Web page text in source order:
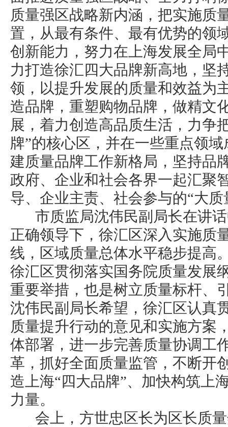
质量强区战略新内涵，把实施质
置，从最有条件、最有优势的领
创新能力，努力在上海发展全局
力打造徐汇四大品牌新高地，坚
领，以提升发展的质量和效益为
造品牌，重塑购物品牌，做精文
展，着力创造高品质生活，力争
牌”的核心区，并在一些重点领
建质量品牌工作新格局，坚持品
政府、企业和社会各界一起汇聚
导、企业主责、社会参与的“大
市质监局沈伟民副局长在讲话
正确领导下，徐汇区深入实施质
线，区域质量总体水平稳步提高
徐汇区贯彻落实国务院质量发展
重要举措，也是树立质量标杆、
沈伟民副局长希望，徐汇区认真
质量提升行动的意见和实施方案
体部署，进一步完善质量协调工
革，抓好全面质量监管，不断开
造上海“四大品牌”、加快构筑上
力量。
会上，方世忠区长为区长质量